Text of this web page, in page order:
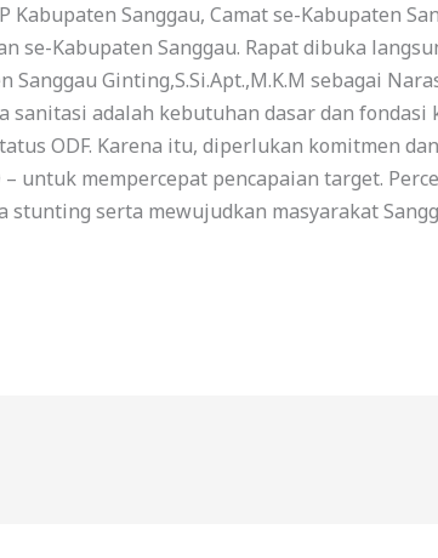
Sanggau, Camat se-Kabupaten
se-Kabupaten Sanggau. Rapat dibuka
Ginting,S.Si.Apt.,M.K.M sebagai
adalah kebutuhan dasar dan fondasi
ODF. Karena itu, diperlukan komitmen
untuk mempercepat pencapaian target.
serta mewujudkan masyarakat